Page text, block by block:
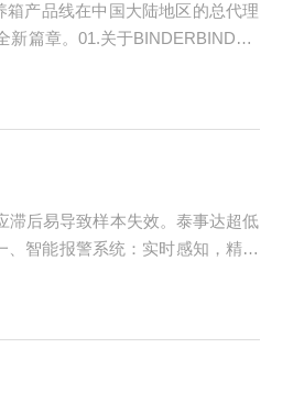
产品线在中国大陆地区的总代理
篇章。01.关于BINDERBINDER
滞后易导致样本失效。泰事达超低
智能报警系统：实时感知，精准